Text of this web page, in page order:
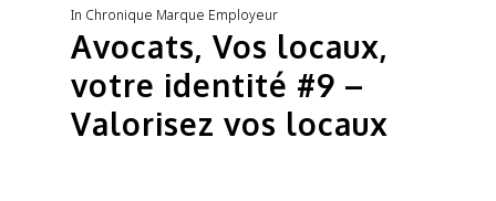
In Chronique Marque Employeur
Avocats, Vos locaux,
votre identité #9 –
Valorisez vos locaux